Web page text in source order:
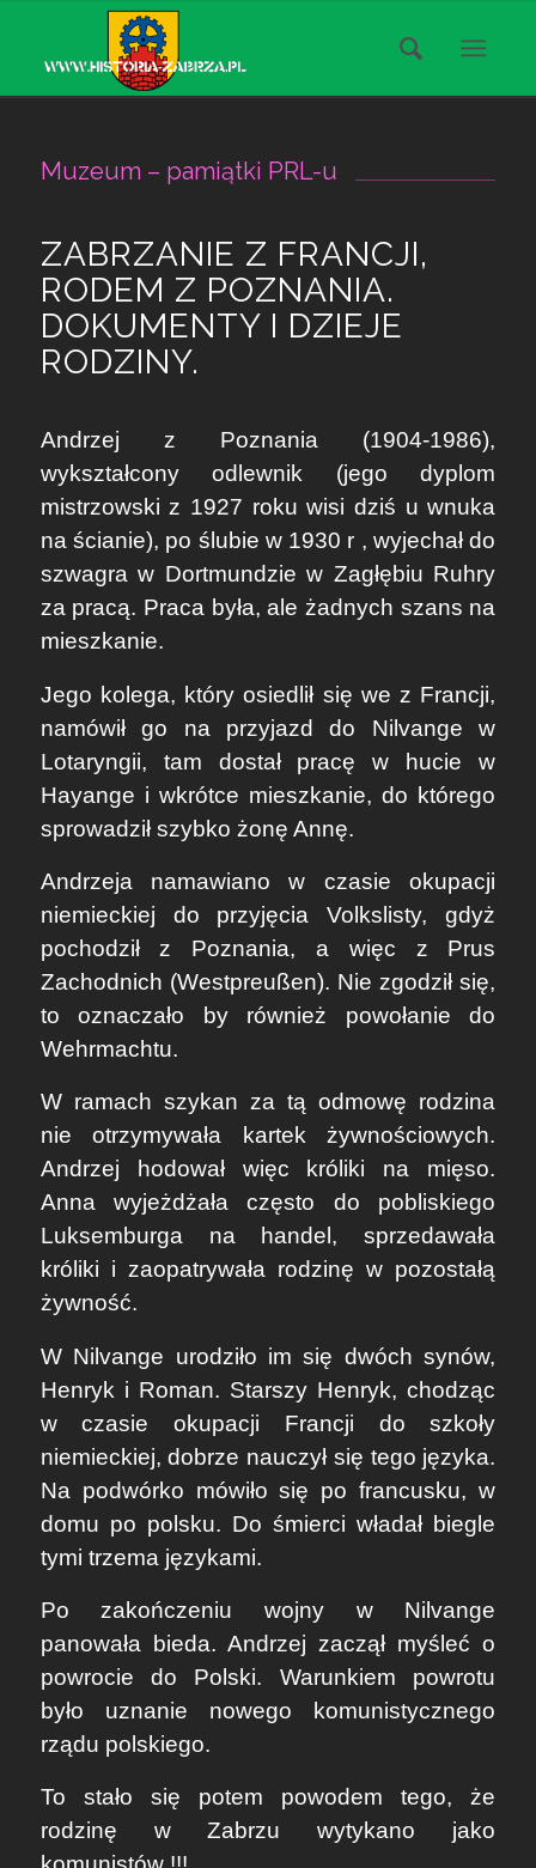
Muzeum – pamiątki PRL-u
ZABRZANIE Z FRANCJI,
RODEM Z POZNANIA.
DOKUMENTY I DZIEJE
RODZINY.
Andrzej z Poznania (1904-1986),
wykształcony odlewnik (jego dyplom
mistrzowski z 1927 roku wisi dziś u wnuka
na ścianie), po ślubie w 1930 r , wyjechał do
szwagra w Dortmundzie w Zagłębiu Ruhry
za pracą. Praca była, ale żadnych szans na
mieszkanie.
Jego kolega, który osiedlił się we z Francji,
namówił go na przyjazd do Nilvange w
Lotaryngii, tam dostał pracę w hucie w
Hayange i wkrótce mieszkanie, do którego
sprowadził szybko żonę Annę.
Andrzeja namawiano w czasie okupacji
niemieckiej do przyjęcia Volkslisty, gdyż
pochodził z Poznania, a więc z Prus
Zachodnich (Westpreußen). Nie zgodził się,
to oznaczało by również powołanie do
Wehrmachtu.
W ramach szykan za tą odmowę rodzina
nie otrzymywała kartek żywnościowych.
Andrzej hodował więc króliki na mięso.
Anna wyjeżdżała często do pobliskiego
Luksemburga na handel, sprzedawała
króliki i zaopatrywała rodzinę w pozostałą
żywność.
W Nilvange urodziło im się dwóch synów,
Henryk i Roman. Starszy Henryk, chodząc
w czasie okupacji Francji do szkoły
niemieckiej, dobrze nauczył się tego języka.
Na podwórko mówiło się po francusku, w
domu po polsku. Do śmierci władał biegle
tymi trzema językami.
Po zakończeniu wojny w Nilvange
panowała bieda. Andrzej zaczął myśleć o
powrocie do Polski. Warunkiem powrotu
było uznanie nowego komunistycznego
rządu polskiego.
To stało się potem powodem tego, że
rodzinę w Zabrzu wytykano jako